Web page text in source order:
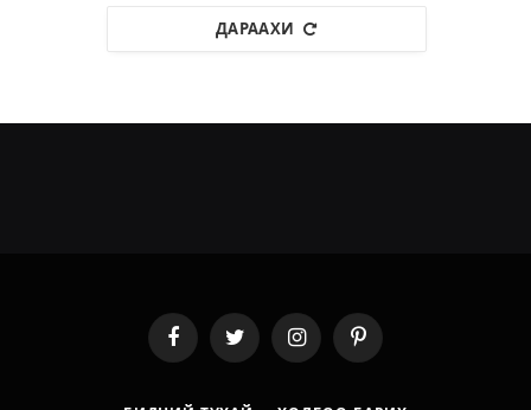
ДАРААХИ
FacebookTwitter InstagramPinterest